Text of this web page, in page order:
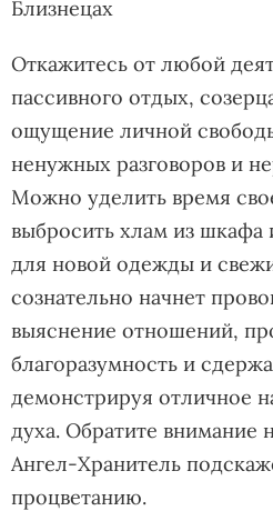
Близнецах
Откажитесь от любой
пассивного отдых,
ощущение личной
ненужных разговоров и
Можно уделить время
выбросить хлам из шкафа
для новой одежды и
сознательно начнет
выяснение отношений,
благоразумность и
демонстрируя отличное
духа. Обратите внимание
Ангел-Хранитель
процветанию.